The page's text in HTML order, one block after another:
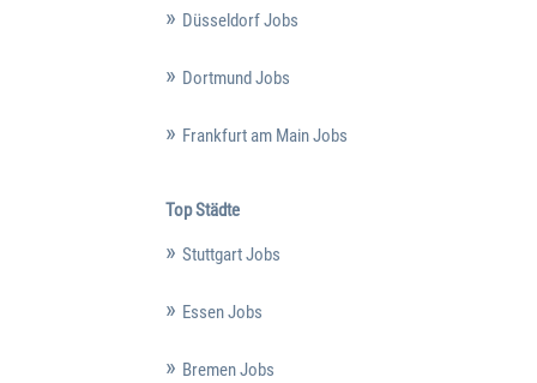
Düsseldorf Jobs
Dortmund Jobs
Frankfurt am Main Jobs
Top Städte
Stuttgart Jobs
Essen Jobs
Bremen Jobs